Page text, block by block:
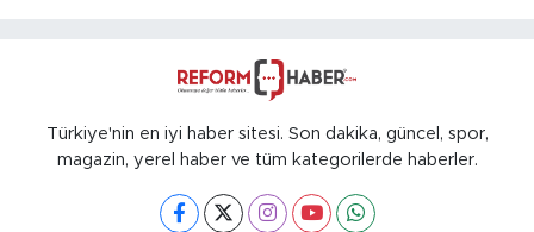
Türkiye'nin en iyi haber sitesi. Son dakika, güncel, spor,
magazin, yerel haber ve tüm kategorilerde haberler.